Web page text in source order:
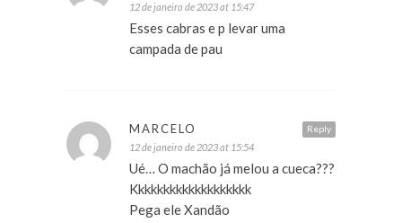
12 de janeiro de 2023 at 15:47
Esses cabras e p levar uma
campada de pau
Reply
MARCELO
12 de janeiro de 2023 at 15:54
Ué… O machão já melou a cueca???
Kkkkkkkkkkkkkkkkkkk
Pega ele Xandão